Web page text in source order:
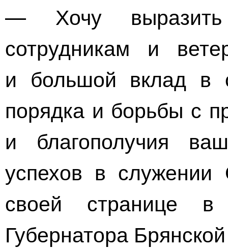
— Хочу выразить
сотрудникам и
и большой вклад в
порядка и борьбы с
и благополучия
успехов в
своей странице
Губернатора